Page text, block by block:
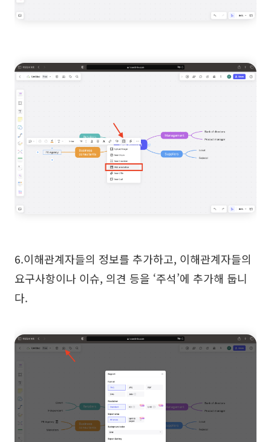
6.이해관계자들의 정보를 추가하고, 이해관계자들의
요구사항이나 이슈, 의견 등을 ‘주석’에 추가해 둡니
다.